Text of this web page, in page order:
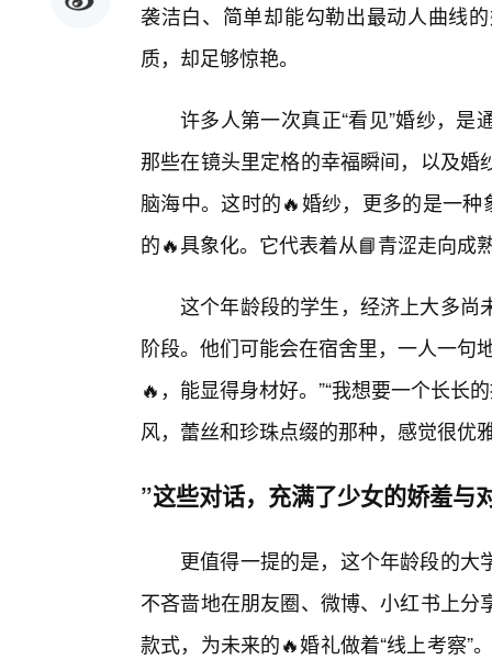
袭洁白、简单却能勾勒出最动人曲线
质，却足够惊艳。
许多人第一次真正“看见”婚纱，
那些在镜头里定格的幸福瞬间，以及
脑海中。这时的🔥婚纱，更多的是一
的🔥具象化。它代表着从📘青涩走向成
这个年龄段的学生，经济上大多尚
阶段。他们可能会在宿舍里，一人一句
🔥，能显得身材好。”“我想要一个长长
风，蕾丝和珍珠点缀的那种，感觉很优
”这些对话，充满了少女的娇羞与
更值得一提的是，这个年龄段的
不吝啬地在朋友圈、微博、小红书上
款式，为未来的🔥婚礼做着“线上考察”